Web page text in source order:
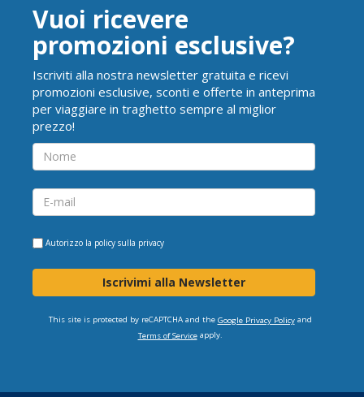
Vuoi ricevere
promozioni esclusive?
Iscriviti alla nostra newsletter gratuita e ricevi
promozioni esclusive, sconti e offerte in anteprima
per viaggiare in traghetto sempre al miglior
prezzo!
Autorizzo la policy sulla privacy
Iscrivimi alla Newsletter
This site is protected by reCAPTCHA and the Google Privacy Policyand
Terms of Serviceapply.